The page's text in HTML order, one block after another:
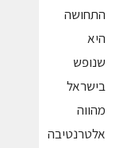
התחושה
היא
שנופש
בישראל
מהווה
אלטרנטיבה